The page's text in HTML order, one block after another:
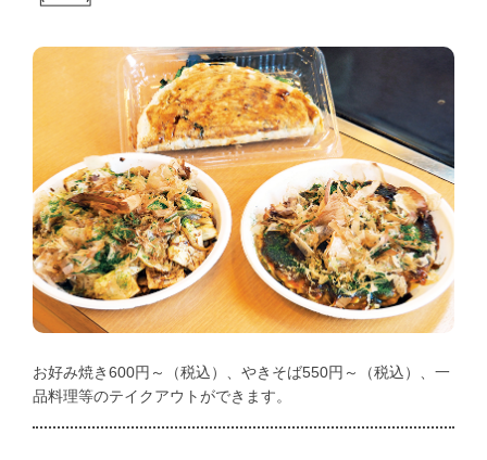
お好み焼き600円～（税込）、やきそば550円～（税込）、一
品料理等のテイクアウトができます。